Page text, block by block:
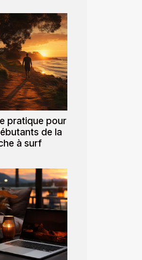
pratique pour
de la
à surf